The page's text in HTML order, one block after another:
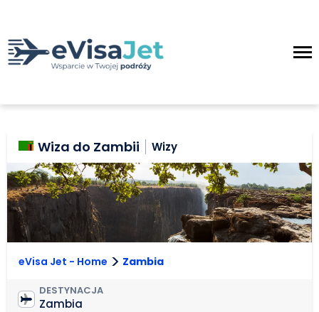
Wiza do Zambii Wizy
eVisa Jet - Home > Zambia
DESTYNACJA
Zambia